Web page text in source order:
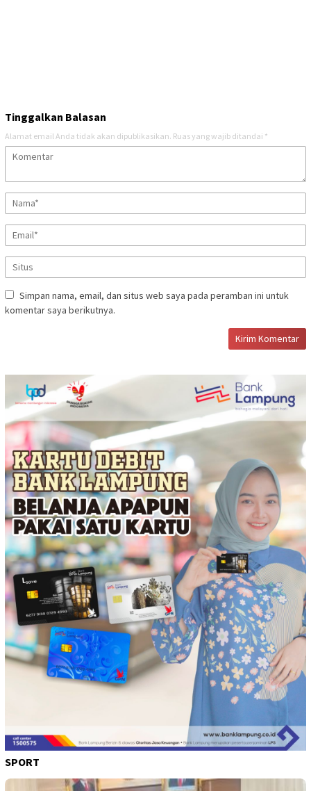
Tinggalkan Balasan
Alamat email Anda tidak akan dipublikasikan. Ruas yang wajib ditandai *
Simpan nama, email, dan situs web saya pada peramban ini untuk
komentar saya berikutnya.
SPORT